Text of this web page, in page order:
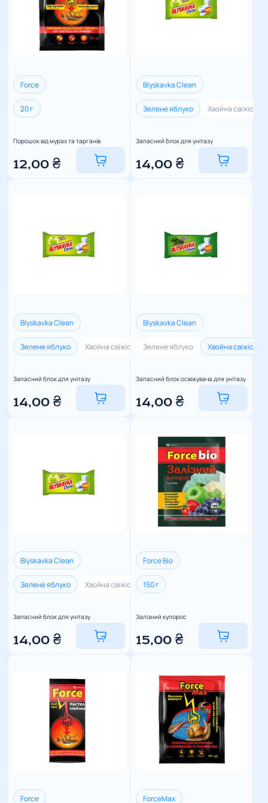
Force
20 г
Порошок від мурах та тарганів
12,00₴
Blyskavka Clean
Зелене яблуко Хвойна свіжість
Запасний блок для унітазу
14,00 ₴
Blyskavka Clean
Зелене яблуко Хвойна свіжість Лимонна свіжість Морська
Запасний блок для унітазу
14,00₴
Blyskavka Clean
Зелене яблуко Хвойна свіжість
Запасний блок освіжувача для унітазу
14,00 ₴
Blyskavka Clean
Зелене яблуко Хвойна свіжість Лимонна свіжість
Запасний блок для унітазу
14,00₴
Force Bio
150 г
Залізний купорос
15,00 ₴
Force ForceMax